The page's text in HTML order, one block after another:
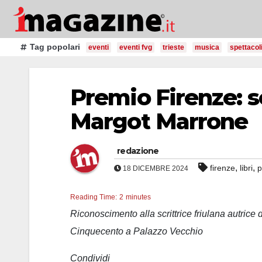
Salta
contenutoTag popolari eventi eventi fvg trieste musica spettacoli
Premio Firenze:
Margot Marrone
redazione
18 DICEMBRE 2024 firenze, libri,
Reading Time: 2 minutes
Riconoscimento alla scrittrice friulana autrice
Cinquecento a Palazzo Vecchio
Condividi